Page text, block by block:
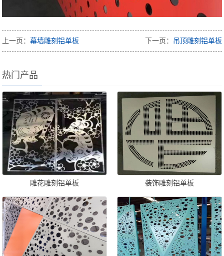
上一页：幕墙雕刻铝单板 下一页： 吊顶雕刻铝单板
热门产品
雕花雕刻铝单板 装饰雕刻铝单板